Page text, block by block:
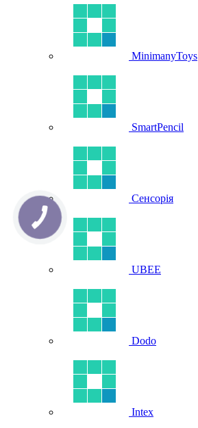
MinimanyToys
SmartPencil
Сенсорія
UBEE
Dodo
Intex